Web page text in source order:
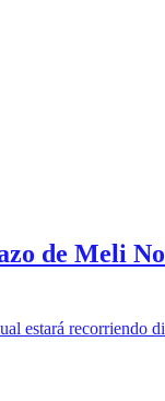
de Meli
estará recorriendo